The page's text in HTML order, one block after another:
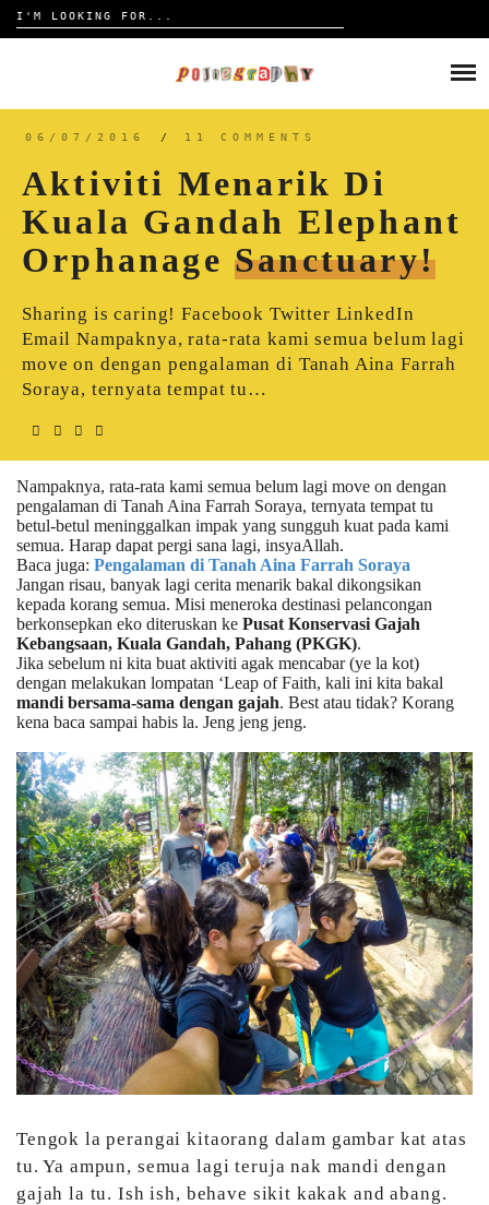
Search
for:
REVIEW
CONTACT
06/07/2016 / 11 COMMENTS
Aktiviti Menarik Di
Kuala Gandah Elephant
Orphanage Sanctuary!
Sharing is caring! Facebook Twitter LinkedIn
Email Nampaknya, rata-rata kami semua belum lagi
move on dengan pengalaman di Tanah Aina Farrah
Soraya, ternyata tempat tu…
Nampaknya, rata-rata kami semua belum lagi move on dengan
pengalaman di Tanah Aina Farrah Soraya, ternyata tempat tu
betul-betul meninggalkan impak yang sungguh kuat pada kami
semua. Harap dapat pergi sana lagi, insyaAllah.
Baca juga: Pengalaman di Tanah Aina Farrah Soraya
Jangan risau, banyak lagi cerita menarik bakal dikongsikan
kepada korang semua. Misi meneroka destinasi pelancongan
berkonsepkan eko diteruskan ke Pusat Konservasi Gajah
Kebangsaan, Kuala Gandah, Pahang (PKGK).
Jika sebelum ni kita buat aktiviti agak mencabar (ye la kot)
dengan melakukan lompatan ‘Leap of Faith, kali ini kita bakal
mandi bersama-sama dengan gajah. Best atau tidak? Korang
kena baca sampai habis la. Jeng jeng jeng.
Tengok la perangai kitaorang dalam gambar kat atas
tu. Ya ampun, semua lagi teruja nak mandi dengan
gajah la tu. Ish ish, behave sikit kakak and abang.